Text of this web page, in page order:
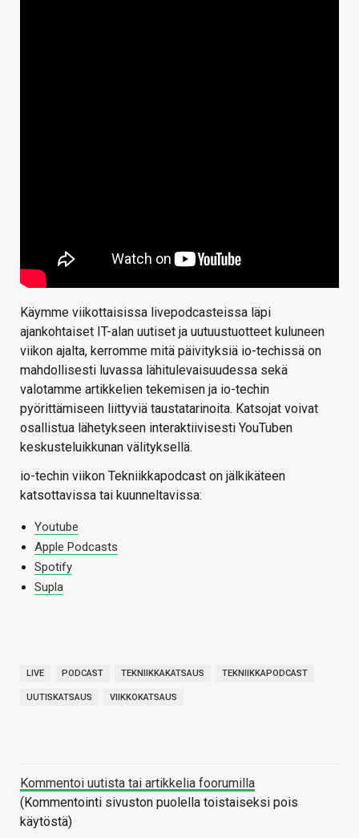
Käymme viikottaisissa livepodcasteissa läpi
ajankohtaiset IT-alan uutiset ja uutuustuotteet kuluneen
viikon ajalta, kerromme mitä päivityksiä io-techissä on
mahdollisesti luvassa lähitulevaisuudessa sekä
valotamme artikkelien tekemisen ja io-techin
pyörittämiseen liittyviä taustatarinoita. Katsojat voivat
osallistua lähetykseen interaktiivisesti YouTuben
keskusteluikkunan välityksellä.
io-techin viikon Tekniikkapodcast on jälkikäteen
katsottavissa tai kuunneltavissa:
Youtube
Apple Podcasts
Spotify
Supla
LIVE PODCAST TEKNIIKKAKATSAUS TEKNIIKKAPODCAST
UUTISKATSAUS VIIKKOKATSAUS
Kommentoi uutista tai artikkelia foorumilla
(Kommentointi sivuston puolella toistaiseksi pois
käytöstä)